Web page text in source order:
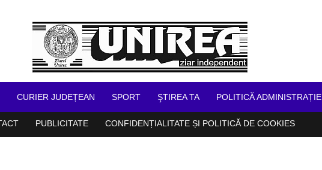
CURIER JUDEȚEAN SPORT ŞTIREA TA POLITICĂ ADMINISTRAȚIE
PUBLICITATE CONFIDENȚIALITATE ȘI POLITICĂ DE COOKIES